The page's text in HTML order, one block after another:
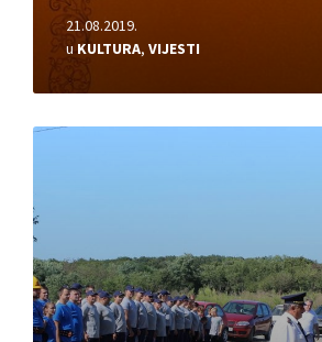
21.08.2019.
u KULTURA, VIJESTI
Pročitajte